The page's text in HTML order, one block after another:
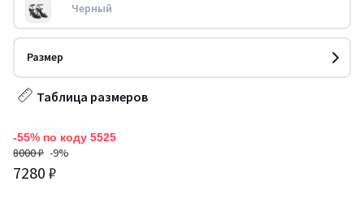
Черный
Размер
Таблица размеров
-55% по коду 5525
8000 ₽ -9%
7280 ₽